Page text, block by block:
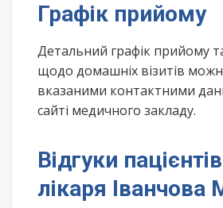
Графік прийому
Детальний графік прийому
щодо домашніх візитів
вказаними контактними
сайті медичного закладу.
Відгуки
лікаря Іванчова